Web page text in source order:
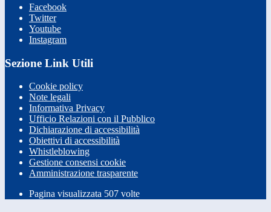
Facebook
Twitter
Youtube
Instagram
Sezione Link Utili
Cookie policy
Note legali
Informativa Privacy
Ufficio Relazioni con il Pubblico
Dichiarazione di accessibilità
Obiettivi di accessibilità
Whistleblowing
Gestione consensi cookie
Amministrazione trasparente
Pagina visualizzata 507 volte